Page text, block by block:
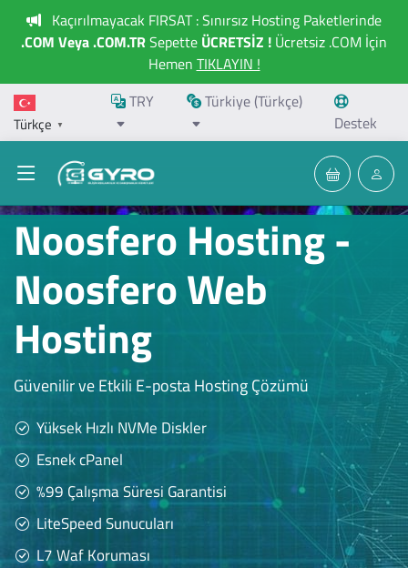
Kaçırılmayacak FIRSAT : Sınırsız Hosting Paketlerinde
.COM Veya .COM.TRSepette ÜCRETSİZ ! Ücretsiz .COM İçin
Hemen TIKLAYIN !
Türkçe ▼
TRY
Türkiye (Türkçe)
Destek
Noosfero Hosting -
Noosfero Web
Hosting
Güvenilir ve Etkili E-posta Hosting Çözümü
Yüksek Hızlı NVMe Diskler
Esnek cPanel
%99 Çalışma Süresi Garantisi
LiteSpeed Sunucuları
L7 Waf Koruması